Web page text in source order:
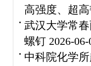
高强度、超
武汉大学常
螺钉 2026-06-
中科院化学